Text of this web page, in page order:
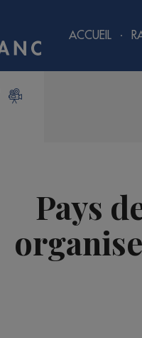
ACCUEIL
Pays